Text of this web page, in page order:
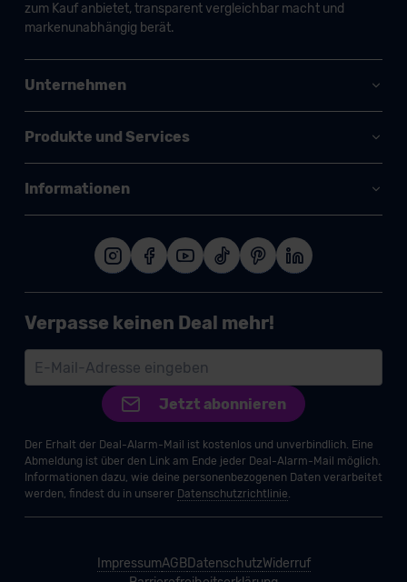
zum Kauf anbietet, transparent vergleichbar macht und
markenunabhängig berät.
Unternehmen
Produkte und Services
Informationen
Verpasse keinen Deal mehr!
Jetzt abonnieren
Der Erhalt der Deal-Alarm-Mail ist kostenlos und unverbindlich. Eine
Abmeldung ist über den Link am Ende jeder Deal-Alarm-Mail möglich.
Informationen dazu, wie deine personenbezogenen Daten verarbeitet
werden, findest du in unserer Datenschutzrichtlinie.
ImpressumAGBDatenschutzWiderruf